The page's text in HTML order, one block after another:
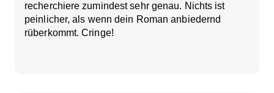
recherchiere zumindest sehr genau. Nichts ist
peinlicher, als wenn dein Roman anbiedernd
rüberkommt. Cringe!